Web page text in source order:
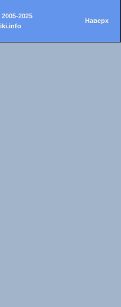
2005-2025
Наверх